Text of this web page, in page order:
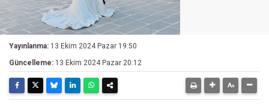
Yayınlanma: 13 Ekim 2024 Pazar 19:50
Güncelleme: 13 Ekim 2024 Pazar 20:12